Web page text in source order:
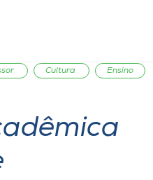
Cultura
Ensino